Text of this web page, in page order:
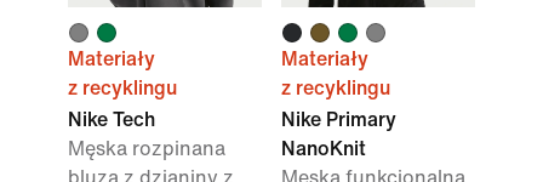
Materiały
z recyklingu
Nike Tech
Męska rozpinana
bluza z dzianiny z
Materiały
z recyklingu
Nike Primary
NanoKnit
Męska funkcjonalna